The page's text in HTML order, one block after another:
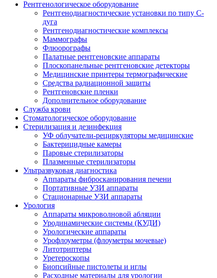
Рентгенологическое оборудование
Рентгенодиагностические установки по типу С-
дуга
Рентгенодиагностические комплексы
Маммографы
Флюорографы
Палатные рентгеновские аппараты
Плоскопанельные рентгеновские детекторы
Медицинские принтеры термографические
Средства радиационной защиты
Рентгеновские пленки
Дополнительное оборудование
Служба крови
Стоматологическое оборудование
Стерилизация и дезинфекция
УФ облучатели-рециркуляторы медицинские
Бактерицидные камеры
Паровые стерилизаторы
Плазменные стерилизаторы
Ультразвуковая диагностика
Аппараты фибросканирования печени
Портативные УЗИ аппараты
Стационарные УЗИ аппараты
Урология
Аппараты микроволновой абляции
Уродинамические системы (КУДИ)
Урологические аппараты
Урофлоуметры (флоуметры мочевые)
Литотриптеры
Уретероскопы
Биопсийные пистолеты и иглы
Расходные материалы для урологии